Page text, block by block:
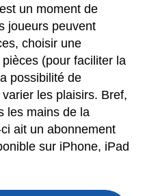
un moment de
joueurs peuvent
choisir une
(pour faciliter la
possibilité de
les plaisirs. Bref,
les mains de la
ait un abonnement
sur iPhone, iPad